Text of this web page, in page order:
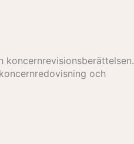
koncernrevisionsberättelsen.
och